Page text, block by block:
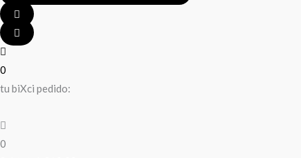
0
tu biXci pedido:
0